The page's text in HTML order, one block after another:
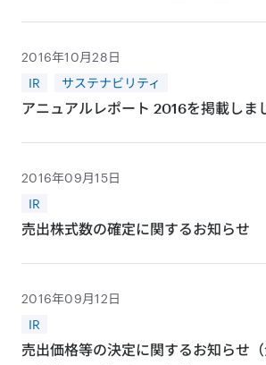
2016年10月28日
IR
サステナビリティ
アニュアルレポート 2016を掲載しま
2016年09月15日
IR
売出株式数の確定に関するお知らせ
2016年09月12日
IR
売出価格等の決定に関するお知らせ